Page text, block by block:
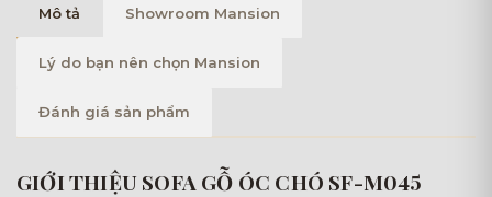
Mô tả Showroom Mansion
Lý do bạn nên chọn Mansion
Đánh giá sản phẩm
GIỚI THIỆU SOFA GỖ ÓC CHÓ SF-M045